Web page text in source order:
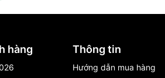
hàng Thông tin
Hướng dẫn mua hàng